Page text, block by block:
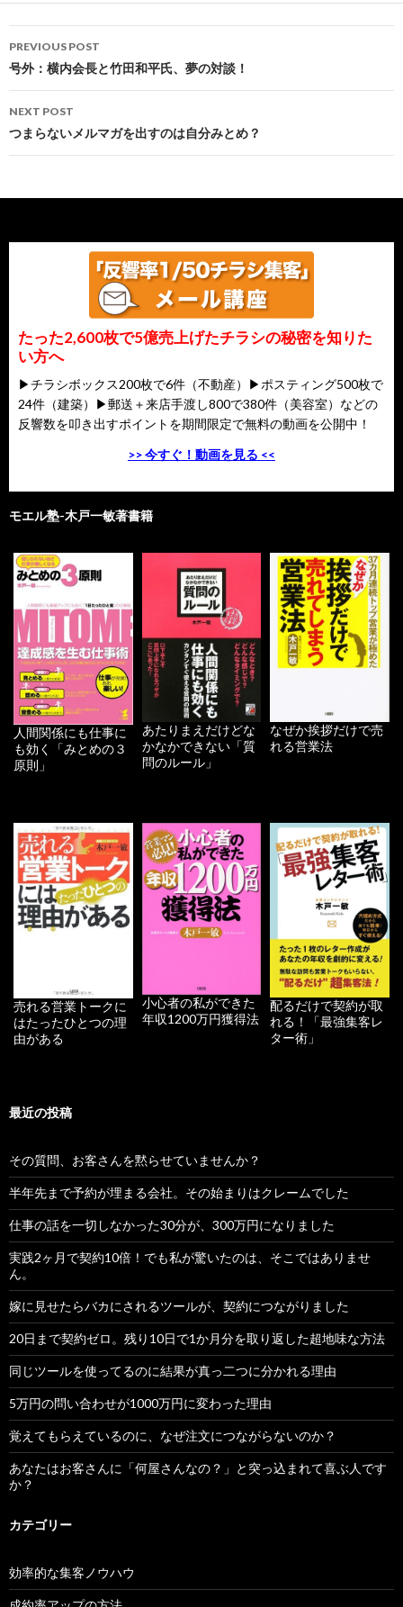
Post
navigation
PREVIOUS POST
号外：横内会長と竹田和平氏、夢の対談！
NEXT POST
つまらないメルマガを出すのは自分みとめ？
たった2,600枚で5億売上げたチラシの秘密を知りた
い方へ
▶チラシボックス200枚で6件（不動産）▶ポスティング500枚で
24件（建築）▶郵送＋来店手渡し800で380件（美容室）などの
反響数を叩き出すポイントを期間限定で無料の動画を公開中！
>> 今すぐ！動画を見る <<
モエル塾-木戸一敏著書籍
人間関係にも仕事に
も効く「みとめの３
原則」
あたりまえだけどな
かなかできない「質
問のルール」
なぜか挨拶だけで売
れる営業法
売れる営業トークに
はたったひとつの理
由がある
小心者の私ができた
年収1200万円獲得法
配るだけで契約が取
れる！「最強集客レ
ター術」
最近の投稿
その質問、お客さんを黙らせていませんか？
半年先まで予約が埋まる会社。その始まりはクレームでした
仕事の話を一切しなかった30分が、300万円になりました
実践2ヶ月で契約10倍！でも私が驚いたのは、そこではありませ
ん。
嫁に見せたらバカにされるツールが、契約につながりました
20日まで契約ゼロ。残り10日で1か月分を取り返した超地味な方法
同じツールを使ってるのに結果が真っ二つに分かれる理由
5万円の問い合わせが1000万円に変わった理由
覚えてもらえているのに、なぜ注文につながらないのか？
あなたはお客さんに「何屋さんなの？」と突っ込まれて喜ぶ人です
か？
カテゴリー
効率的な集客ノウハウ